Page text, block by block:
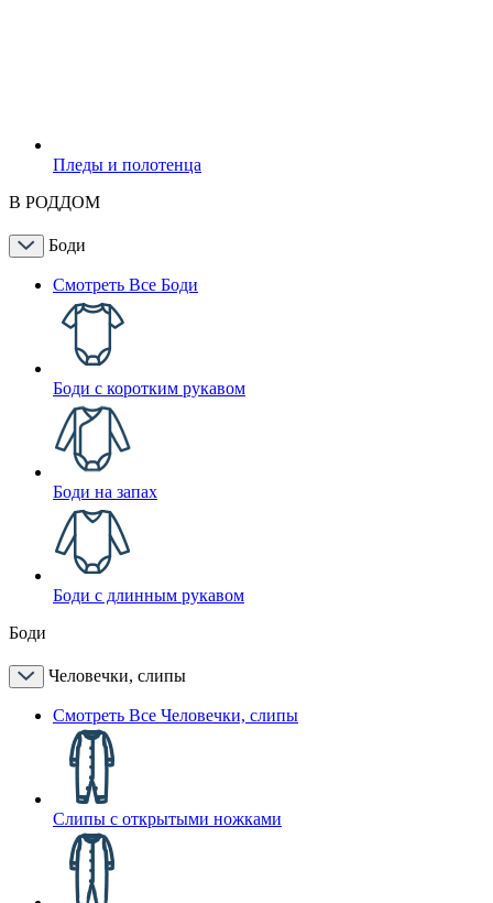
Пледы и полотенца
В РОДДОМ
Боди
Смотреть Все Боди
Боди с коротким рукавом
Боди на запах
Боди с длинным рукавом
Боди
Человечки, слипы
Смотреть Все Человечки, слипы
Слипы с открытыми ножками